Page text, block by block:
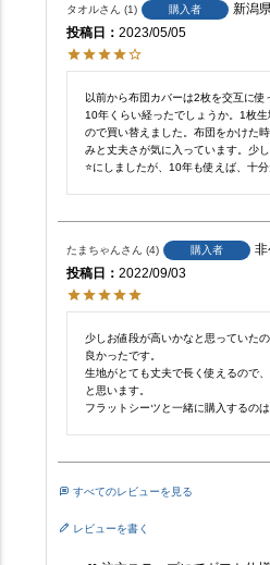
タオル 1 購入者
新潟
投稿日
2023/05/05
以前から布団カバーは2枚を交互に使
10年くらい経ったでしょうか。1枚
ので買い替えました。布団をかけた
みと丈夫さが気に入っています。少
⭐️にしましたが、10年も使えば、十
たまちゃん 4 購入者
投稿日
2022/09/03
少しお値段が高いかなと思っていた
良かったです。
生地がとても丈夫で長く使えるので
と思います。
フラットシーツと一緒に購入するのは
すべてのレビューを見る
レビューを書く